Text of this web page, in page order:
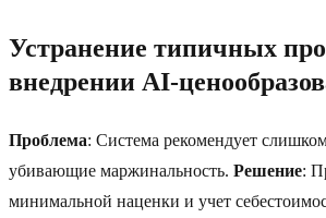
Устранение типичных
внедрении AI-
Проблема: Система рекомендует
убивающие маржинальность. Решение:
минимальной наценки и учет